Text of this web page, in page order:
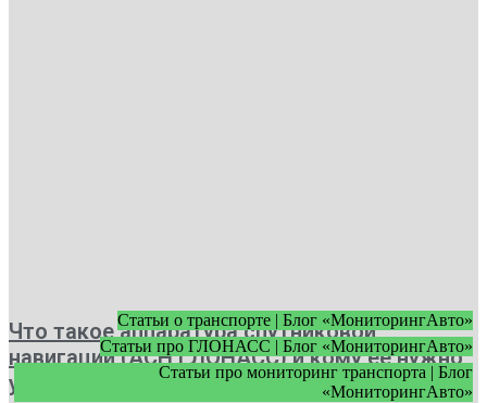
Статьи о транспорте | Блог «МониторингАвто»
Статьи про ГЛОНАСС | Блог «МониторингАвто»
Статьи про мониторинг транспорта | Блог
«МониторингАвто»
Что такое аппаратура спутниковой
навигации (АСН ГЛОНАСС) и кому ее нужно
устанавливать